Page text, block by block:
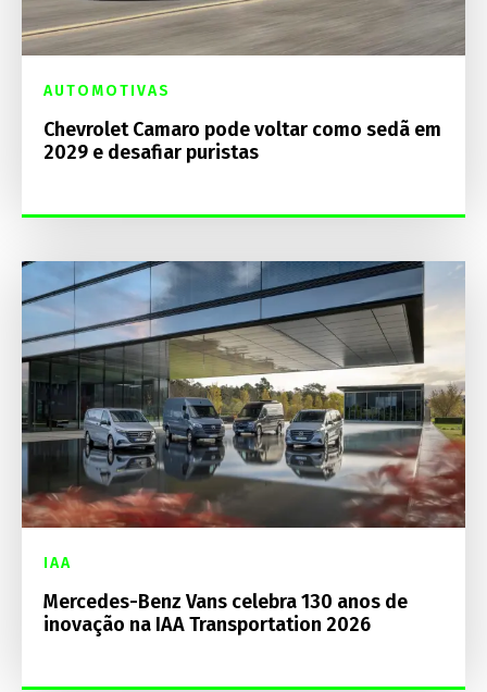
AUTOMOTIVAS
Chevrolet Camaro pode voltar como sedã em
2029 e desafiar puristas
IAA
Mercedes-Benz Vans celebra 130 anos de
inovação na IAA Transportation 2026